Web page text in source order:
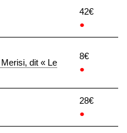
42€
●
dit « Le
8€
●
28€
●